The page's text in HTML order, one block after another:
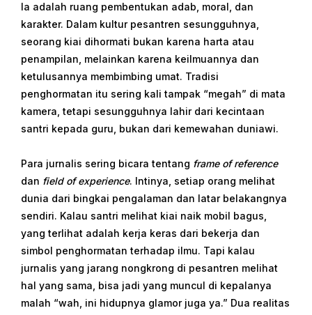
Ia adalah ruang pembentukan adab, moral, dan
karakter. Dalam kultur pesantren sesungguhnya,
seorang kiai dihormati bukan karena harta atau
penampilan, melainkan karena keilmuannya dan
ketulusannya membimbing umat. Tradisi
penghormatan itu sering kali tampak “megah” di mata
kamera, tetapi sesungguhnya lahir dari kecintaan
santri kepada guru, bukan dari kemewahan duniawi.
Para jurnalis sering bicara tentang frame of reference
dan field of experience. Intinya, setiap orang melihat
dunia dari bingkai pengalaman dan latar belakangnya
sendiri. Kalau santri melihat kiai naik mobil bagus,
yang terlihat adalah kerja keras dari bekerja dan
simbol penghormatan terhadap ilmu. Tapi kalau
jurnalis yang jarang nongkrong di pesantren melihat
hal yang sama, bisa jadi yang muncul di kepalanya
malah “wah, ini hidupnya glamor juga ya.” Dua realitas